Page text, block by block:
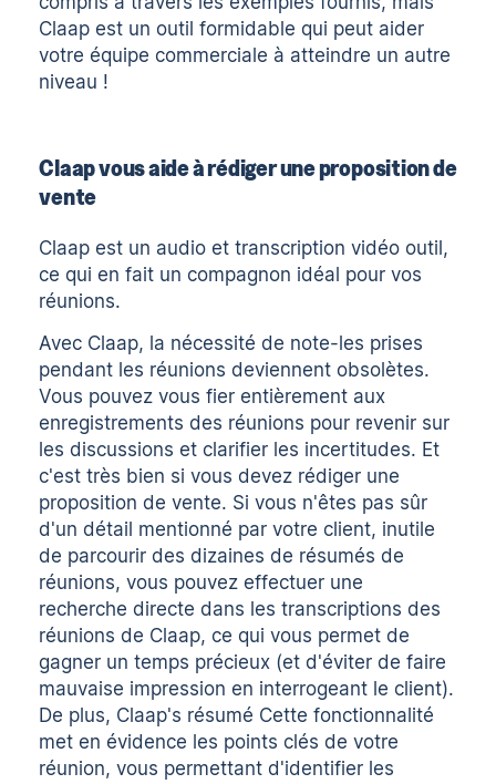
Claap est un outil formidable qui peut aider
votre équipe commerciale à atteindre un autre
niveau !
Claap vous aide à rédiger une proposition de
vente
Claap est un audio ettranscription vidéo outil,
ce qui en fait un compagnon idéal pour vos
réunions.
Avec Claap, la nécessité de note-les prises
pendant les réunions deviennent obsolètes.
Vous pouvez vous fier entièrement aux
enregistrements des réunions pour revenir sur
les discussions et clarifier les incertitudes. Et
c'est très bien si vous devez rédiger une
proposition de vente. Si vous n'êtes pas sûr
d'un détail mentionné par votre client, inutile
de parcourir des dizaines de résumés de
réunions, vous pouvez effectuer une
recherche directe dans les transcriptions des
réunions de Claap, ce qui vous permet de
gagner un temps précieux (et d'éviter de faire
mauvaise impression en interrogeant le client).
De plus, Claap's résumé Cette fonctionnalité
met en évidence les points clés de votre
réunion, vous permettant d'identifier les